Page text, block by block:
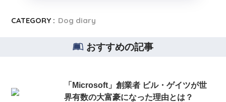
CATEGORY : Dog diary
おすすめの記事
「Microsoft」創業者 ビル・ゲイツが世
界有数の大富豪になった理由とは？